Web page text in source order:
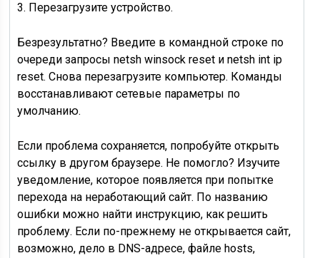
3. Перезагрузите устройство.
Безрезультатно? Введите в командной строке по
очереди запросы netsh winsock reset и netsh int ip
reset. Снова перезагрузите компьютер. Команды
восстанавливают сетевые параметры по
умолчанию.
Если проблема сохраняется, попробуйте открыть
ссылку в другом браузере. Не помогло? Изучите
уведомление, которое появляется при попытке
перехода на неработающий сайт. По названию
ошибки можно найти инструкцию, как решить
проблему. Если по-прежнему не открывается сайт,
возможно, дело в DNS-адресе, файле hosts,